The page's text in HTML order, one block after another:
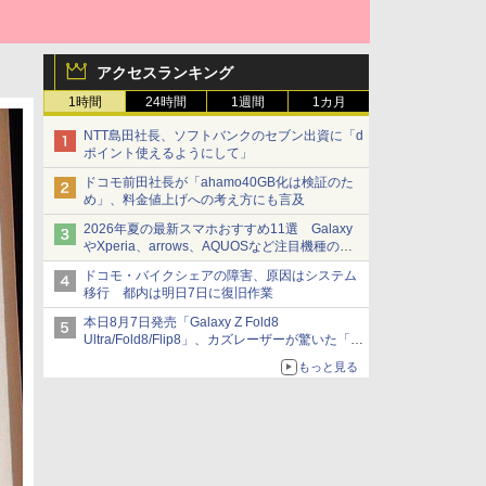
アクセスランキング
1時間 24時間 1週間 1カ月
NTT島田社長、ソフトバンクのセブン出資に「d
ポイント使えるようにして」
ドコモ前田社長が「ahamo40GB化は検証のた
め」、料金値上げへの考え方にも言及
2026年夏の最新スマホおすすめ11選 Galaxy
やXperia、arrows、AQUOSなど注目機種の特
徴は
ドコモ・バイクシェアの障害、原因はシステム
移行 都内は明日7日に復旧作業
本日8月7日発売「Galaxy Z Fold8
Ultra/Fold8/Flip8」、カズレーザーが驚いた「そ
もっと見る